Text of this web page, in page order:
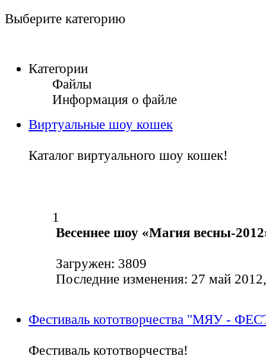
Выберите категорию
Категории
Файлы
Информация о файле
Виртуальные шоу кошек
Каталог виртуального шоу кошек!
1
Весеннее шоу «Магия весны-
Загружен: 3809
Последние изменения: 27 май
Фестиваль кототворчества "МЯУ -
Фестиваль кототворчества!